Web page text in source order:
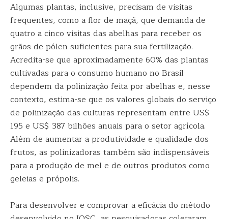
Algumas plantas, inclusive, precisam de visitas
frequentes, como a flor de maçã, que demanda de
quatro a cinco visitas das abelhas para receber os
grãos de pólen suficientes para sua fertilização.
Acredita-se que aproximadamente 60% das plantas
cultivadas para o consumo humano no Brasil
dependem da polinização feita por abelhas e, nesse
contexto, estima-se que os valores globais do serviço
de polinização das culturas representam entre US$
195 e US$ 387 bilhões anuais para o setor agrícola.
Além de aumentar a produtividade e qualidade dos
frutos, as polinizadoras também são indispensáveis
para a produção de mel e de outros produtos como
geleias e própolis.
Para desenvolver e comprovar a eficácia do método